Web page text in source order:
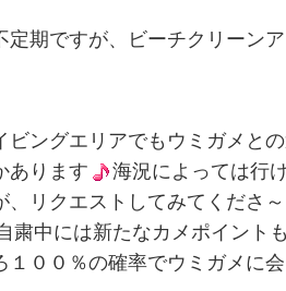
定期ですが、ビーチクリーン
ビングエリアでもウミガメと
あります
海況によっては行
、リクエストしてみてくださ
粛中には新たなカメポイント
１００％の確率でウミガメに